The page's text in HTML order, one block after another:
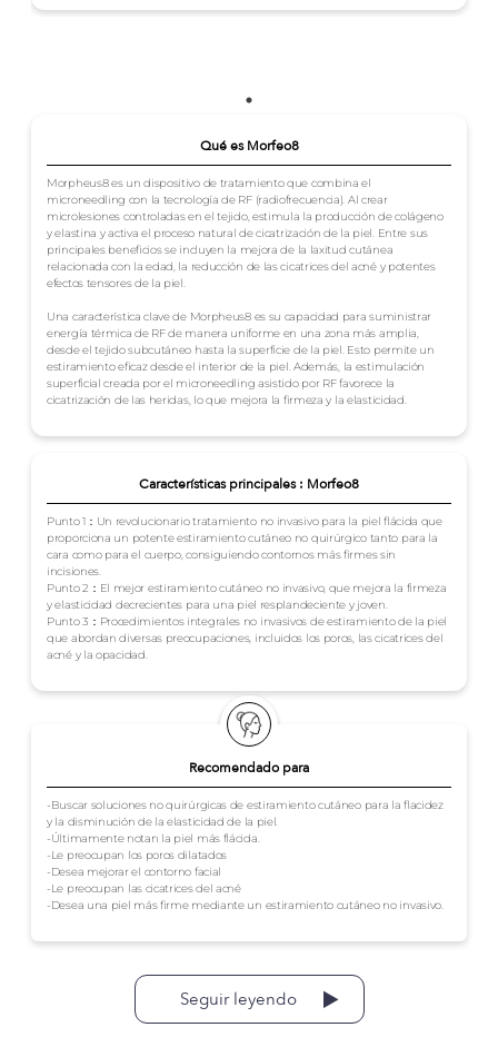
Recomendado para
-Buscar soluciones no quirúrgicas de estiramiento cutáneo para la flacidez
y la disminución de la elasticidad de la piel.
-Últimamente notan la piel más flácida.
-Le preocupan los poros dilatados
-Desea mejorar el contorno facial
-Le preocupan las cicatrices del acné
-Desea una piel más firme mediante un estiramiento cutáneo no invasivo.
Qué es Morfeo8
Morpheus8 es un dispositivo de tratamiento que combina el
microneedling con la tecnología de RF (radiofrecuencia). Al crear
microlesiones controladas en el tejido, estimula la producción de colágeno
y elastina y activa el proceso natural de cicatrización de la piel. Entre sus
principales beneficios se incluyen la mejora de la laxitud cutánea
relacionada con la edad, la reducción de las cicatrices del acné y potentes
efectos tensores de la piel.
Una característica clave de Morpheus8 es su capacidad para suministrar
energía térmica de RF de manera uniforme en una zona más amplia,
desde el tejido subcutáneo hasta la superficie de la piel. Esto permite un
estiramiento eficaz desde el interior de la piel. Además, la estimulación
superficial creada por el microneedling asistido por RF favorece la
cicatrización de las heridas, lo que mejora la firmeza y la elasticidad.
Características principales : Morfeo8
Punto 1：Un revolucionario tratamiento no invasivo para la piel flácida que
proporciona un potente estiramiento cutáneo no quirúrgico tanto para la
cara como para el cuerpo, consiguiendo contornos más firmes sin
incisiones.
Punto 2：El mejor estiramiento cutáneo no invasivo, que mejora la firmeza
y elasticidad decrecientes para una piel resplandeciente y joven.
Punto 3：Procedimientos integrales no invasivos de estiramiento de la piel
que abordan diversas preocupaciones, incluidos los poros, las cicatrices del
acné y la opacidad.
Seguir leyendo